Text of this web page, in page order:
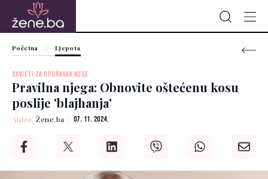
Početna Ljepota
SAVJETI ZA OPORAVAK KOSE
Pravilna njega: Obnovite oštećenu kosu
poslije 'blajhanja'
Autor:Žene.ba 07. 11. 2024.